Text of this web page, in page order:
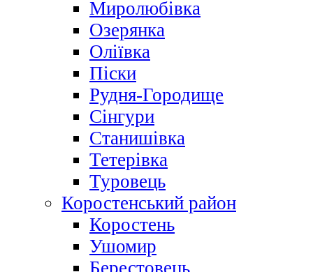
Миролюбівка
Озерянка
Оліївка
Піски
Рудня-Городище
Сінгури
Станишівка
Тетерівка
Туровець
Коростенський район
Коростень
Ушомир